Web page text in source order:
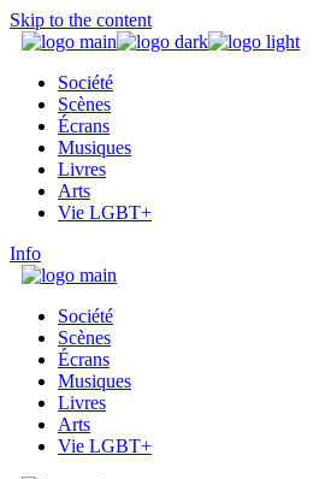
Skip to the content
Société
Scènes
Écrans
Musiques
Livres
Arts
Vie LGBT+
Info
Société
Scènes
Écrans
Musiques
Livres
Arts
Vie LGBT+